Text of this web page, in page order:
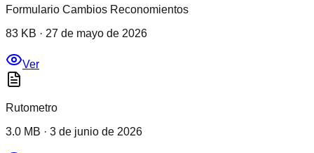
Formulario Cambios Reconomientos
83 KB · 27 de mayo de 2026
Ver
Rutometro
3.0 MB · 3 de junio de 2026